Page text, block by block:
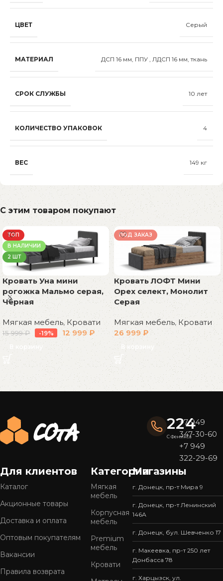
ЦВЕТ Серый
МАТЕРИАЛ ДСП 16 мм, ППУ , ЛДСП 16 мм, ткань
СРОК СЛУЖБЫ 10 лет
КОЛИЧЕСТВО УПАКОВОК 4
ВЕС 149 кг
С этим товаром покупают
ТОП
В НАЛИЧИИ
2 ШТ
Кровать Уна мини
рогожка Мальмо серая,
Чёрная
Мягкая мебель,Кровати
15 999₽ -19% 12 999₽
В корзину
ПОД ЗАКАЗ
Кровать ЛОФТ Мини
Орех селект, Монолит
Серая
Мягкая мебель,Кровати
26 999₽
В корзину
Read More
224
С Феникса
+7 949
347-30-60
+7 949
322-29-69
Для клиентов
Каталог
Акционные товары
Доставка и оплата
Оптовым покупателям
Вакансии
Правила возврата
Категории
Мягкая
мебель
Корпусная
мебель
Premium
мебель
Кровати
Магазины
г. Донецк, пр-т Мира 9
г. Донецк, пр-т Ленинский
146А
г. Донецк, бул. Шевченко 17
г. Макеевка, пр-т 250 лет
Донбасса 78
г. Харцызск, ул.